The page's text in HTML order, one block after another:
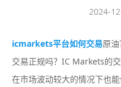
2024-
icmarkets平台如何交易原
交易正规吗？IC Markets的
在市场波动较大的情况下也能